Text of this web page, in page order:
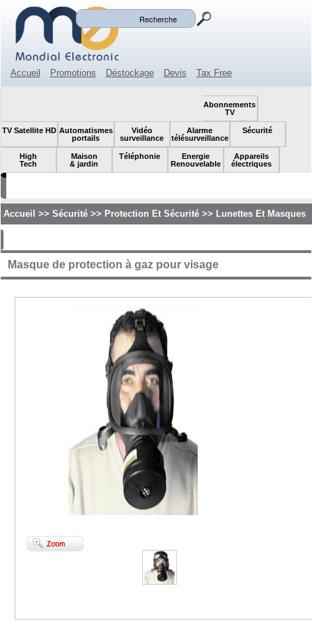
Mon compte
Accueil Promotions Déstockage Devis
Tax Free
Abonnements
TV
TV Satellite HD Automatismes
portails
Vidéo
surveillance
Alarme
télésurveillance
Sécurité
High
Tech
Maison
& jardin
Téléphonie
Energie
Renouvelable
Appareils
électriques
Accueil >> Sécurité>> Protection Et Sécurité>> Lunettes Et Masques
Masque de protection à gaz pour visage